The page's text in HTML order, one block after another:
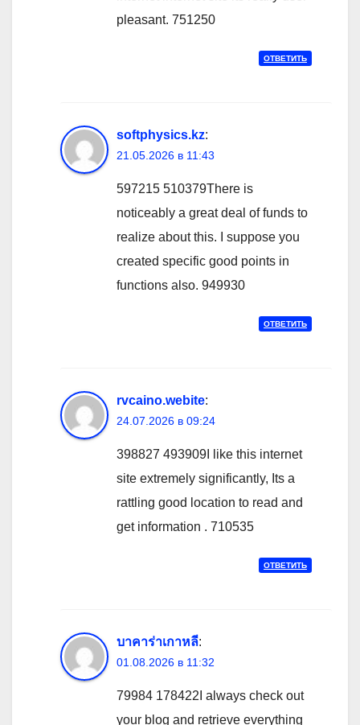
pleasant. 751250
ОТВЕТИТЬ
softphysics.kz:
21.05.2026 в 11:43
597215 510379There is
noticeably a great deal of funds to
realize about this. I suppose you
created specific good points in
functions also. 949930
ОТВЕТИТЬ
rvcaino.webite:
24.07.2026 в 09:24
398827 493909I like this internet
site extremely significantly, Its a
rattling good location to read and
get information . 710535
ОТВЕТИТЬ
บาคาร่าเกาหลี:
01.08.2026 в 11:32
79984 178422I always check out
your blog and retrieve everything